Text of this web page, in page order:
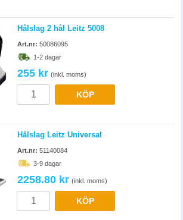
Hålslag 2 hål Leitz 5008
Art.nr: 50086095
1-2 dagar
255 kr (inkl. moms)
KÖP
Hålslag Leitz Universal
Art.nr: 51140084
3-9 dagar
2258.80 kr (inkl. moms)
KÖP